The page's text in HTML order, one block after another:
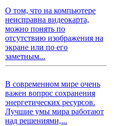
О том, что на компьютере
неисправна видеокарта,
можно понять по
отсутствию изображения на
экране или по его
заметным...
В современном мире очень
важен вопрос сохранения
энергетических ресурсов.
Лучшие умы мира работают
над решениями,...